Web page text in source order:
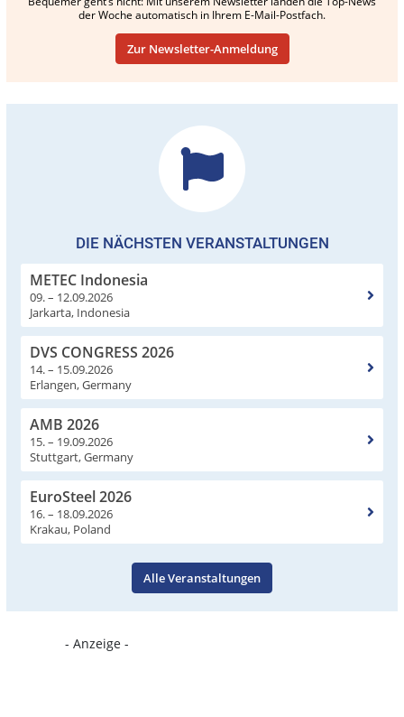
der Woche automatisch in Ihrem E-Mail-Postfach.
Zur Newsletter-Anmeldung
DIE NÄCHSTEN VERANSTALTUNGEN
METEC Indonesia
09. – 12.09.2026
Jarkarta, Indonesia
DVS CONGRESS 2026
14. – 15.09.2026
Erlangen, Germany
AMB 2026
15. – 19.09.2026
Stuttgart, Germany
EuroSteel 2026
16. – 18.09.2026
Krakau, Poland
Alle Veranstaltungen
- Anzeige -